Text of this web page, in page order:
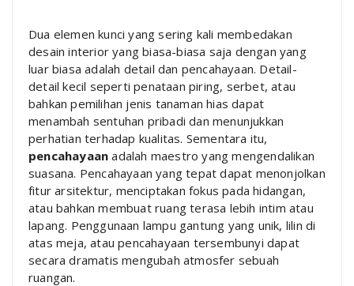
Dua elemen kunci yang sering kali membedakan
desain interior yang biasa-biasa saja dengan yang
luar biasa adalah detail dan pencahayaan. Detail-
detail kecil seperti penataan piring, serbet, atau
bahkan pemilihan jenis tanaman hias dapat
menambah sentuhan pribadi dan menunjukkan
perhatian terhadap kualitas. Sementara itu,
pencahayaan adalah maestro yang mengendalikan
suasana. Pencahayaan yang tepat dapat menonjolkan
fitur arsitektur, menciptakan fokus pada hidangan,
atau bahkan membuat ruang terasa lebih intim atau
lapang. Penggunaan lampu gantung yang unik, lilin di
atas meja, atau pencahayaan tersembunyi dapat
secara dramatis mengubah atmosfer sebuah
ruangan.